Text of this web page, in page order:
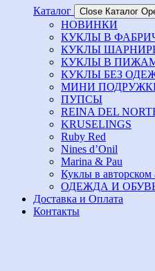
Каталог Close Каталог
НОВИНКИ
КУКЛЫ В
КУКЛЫ
КУКЛЫ В
КУКЛЫ БЕЗ
МИНИ
ПУПСЫ
REINA DEL
KRUSELINGS
Ruby Red
Nines d’Onil
Marina & Pau
Куклы в авторском
ОДЕЖДА И
Доставка и Оплата
Контакты